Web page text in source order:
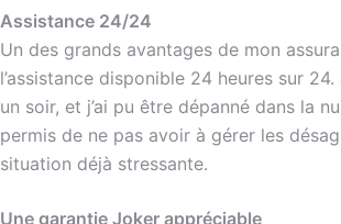
Assistance 24/24
Un des grands avantages de mon
l’assistance disponible 24 heures sur 24.
un soir, et j’ai pu être dépanné dans la
permis de ne pas avoir à gérer les
situation déjà stressante.
Une garantie Joker appréciable